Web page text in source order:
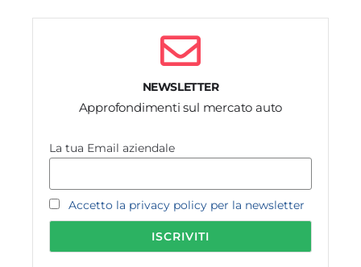
NEWSLETTER
Approfondimenti sul mercato auto
La tua Email aziendale
Accetto la privacy policy per la newsletter